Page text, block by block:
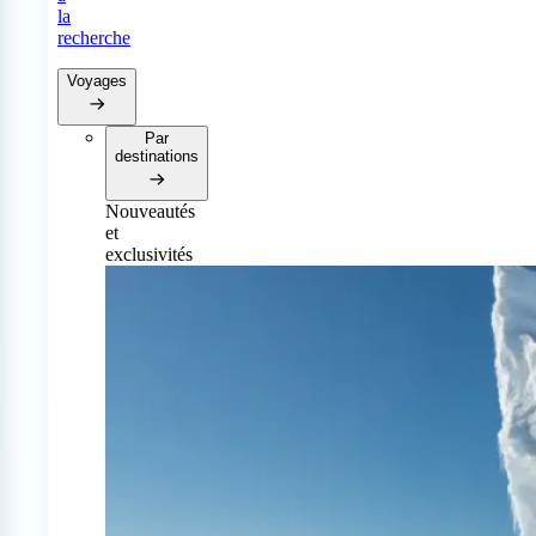
la
recherche
Voyages
Par
destinations
Nouveautés
et
exclusivités